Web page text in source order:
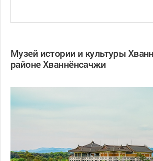
Музей истории и культуры
районе Хваннёнсачжи